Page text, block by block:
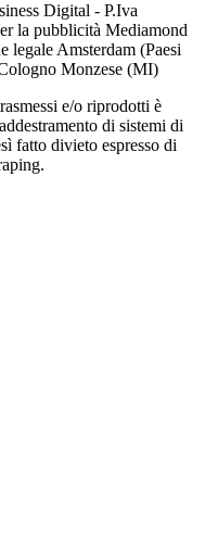
Digital - P.Iva
la pubblicità Mediamond
legale Amsterdam (Paesi
Monzese (MI)
e/o riprodotti è
di sistemi di
fatto divieto espresso di